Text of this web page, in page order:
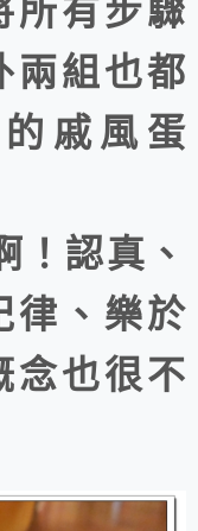
所有步驟
兩組也都
戚風蛋
！認真、
律、樂於
念也很不